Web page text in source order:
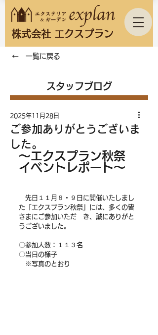
株式会社 エクスプラン
← 一覧に戻る
スタッフブログ
ご参加ありがとうございま
した。
2025年11月28日
～エクスプラン秋祭
イベントレポート～
先日１１月８・９日に開催いたしまし
た「エクスプラン秋祭」には、多くの皆
さまにご参加いただ　き、誠にありがと
うございました。
〇参加人数：１１３名
〇当日の様子
※写真のとおり